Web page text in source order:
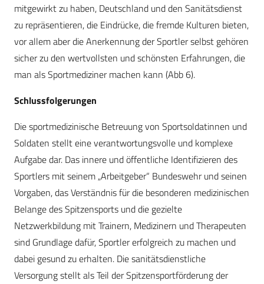
mitgewirkt zu haben, Deutschland und den Sanitätsdienst
zu repräsentieren, die Eindrücke, die fremde Kulturen bieten,
vor allem aber die Anerkennung der Sportler selbst gehören
sicher zu den wertvollsten und schönsten Erfahrungen, die
man als Sportmediziner machen kann (Abb 6).
Schlussfolgerungen
Die sportmedizinische Betreuung von Sportsoldatinnen und
Soldaten stellt eine verantwortungsvolle und komplexe
Aufgabe dar. Das innere und öffentliche Identifizieren des
Sportlers mit seinem „Arbeitgeber“ Bundeswehr und seinen
Vorgaben, das Verständnis für die besonderen medizinischen
Belange des Spitzensports und die gezielte
Netzwerkbildung mit Trainern, Medizinern und Therapeuten
sind Grundlage dafür, Sportler erfolgreich zu machen und
dabei gesund zu erhalten. Die sanitätsdienstliche
Versorgung stellt als Teil der Spitzensportförderung der